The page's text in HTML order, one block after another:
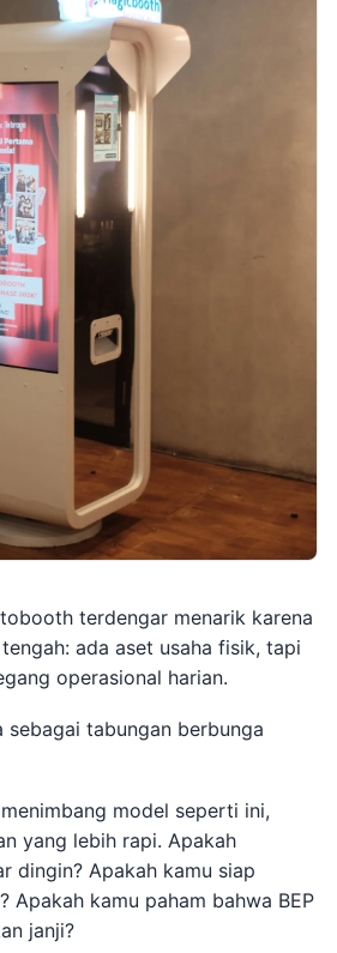
terdengar menarik karena
ada aset usaha fisik, tapi
operasional harian.
sebagai tabungan berbunga
model seperti ini,
yang lebih rapi. Apakah
dingin? Apakah kamu siap
Apakah kamu paham bahwa BEP
janji?